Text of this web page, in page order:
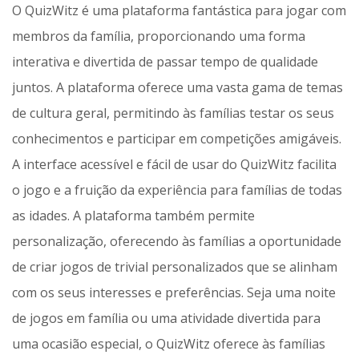
O QuizWitz é uma plataforma fantástica para jogar com
membros da família, proporcionando uma forma
interativa e divertida de passar tempo de qualidade
juntos. A plataforma oferece uma vasta gama de temas
de cultura geral, permitindo às famílias testar os seus
conhecimentos e participar em competições amigáveis.
A interface acessível e fácil de usar do QuizWitz facilita
o jogo e a fruição da experiência para famílias de todas
as idades. A plataforma também permite
personalização, oferecendo às famílias a oportunidade
de criar jogos de trivial personalizados que se alinham
com os seus interesses e preferências. Seja uma noite
de jogos em família ou uma atividade divertida para
uma ocasião especial, o QuizWitz oferece às famílias